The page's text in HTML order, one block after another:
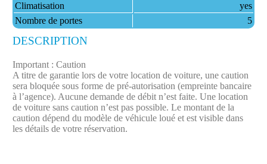
Climatisation
yes
Nombre de portes
5
DESCRIPTION
Important : Caution
A titre de garantie lors de votre location de voiture, une caution
sera bloquée sous forme de pré-autorisation (empreinte bancaire
à l’agence). Aucune demande de débit n’est faite.​ Une location
de voiture sans caution n’est pas possible. Le montant de la
caution dépend du modèle de véhicule loué et est visible dans
les détails de votre réservation.